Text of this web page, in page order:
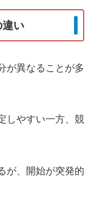
違い
が異なることが多
しやすい一方、競
が、開始が突発的